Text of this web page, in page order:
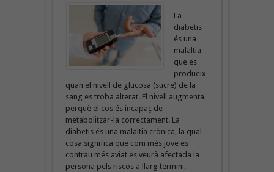
La
diabetis
és una
malaltia
que es
produeix
quan el nivell de glucosa (sucre) de la
sang es troba alterat. El nivell augmenta
perquè el cos és incapaç de
metabolitzar-la correctament. La
diabetis és una malaltia crònica, la qual
cosa significa que com més jove es
contrau més aviat es veurà afectada la
persona pels riscos a llarg termini.